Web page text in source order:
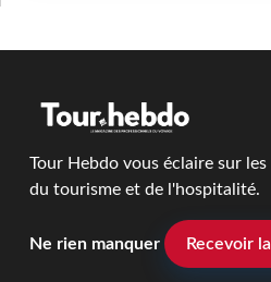
Tour Hebdo vous éclaire sur
du tourisme et de l'hospitalité.
Ne rien manquer Recevoir